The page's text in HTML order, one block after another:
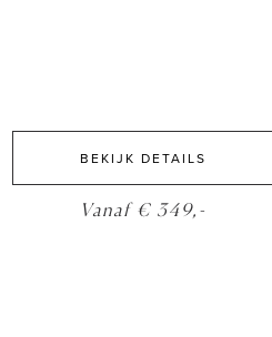
BEKIJK DETAILS
Vanaf € 349,-